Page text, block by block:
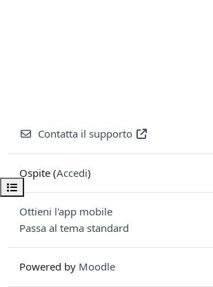
Apri indice del corso
Contatta il supporto
Ospite (Accedi)
Ottieni l'app mobile
Passa al tema standard
Powered by Moodle